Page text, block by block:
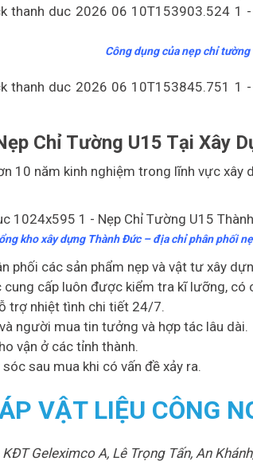
Công dụng của nẹp chỉ tường
Chỉ Tường U15 Tại Xây
10 năm kinh nghiệm trong lĩnh vực xây
kho xây dựng Thành Đức – địa chỉ phân phối
phối các sản phẩm nẹp và vật tư xây
cấp luôn được kiểm tra kĩ lưỡng, có
trợ nhiệt tình chi tiết 24/7.
người mua tin tưởng và hợp tác lâu dài.
vận ở các tỉnh thành.
sau mua khi có vấn đề xảy ra.
VẬT LIỆU CÔNG
Geleximco A, Lê Trọng Tấn, An